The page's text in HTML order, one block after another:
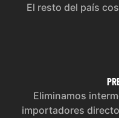
El resto del país
Eliminamos
importadores